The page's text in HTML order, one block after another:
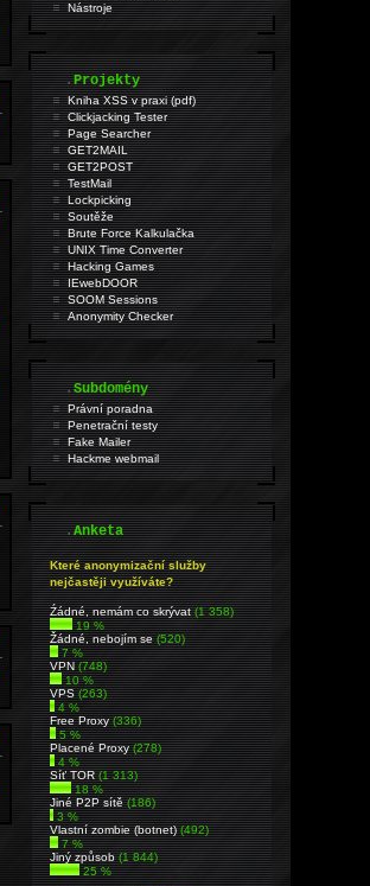
Nástroje
.Projekty
Kniha XSS v praxi (pdf)
Clickjacking Tester
Page Searcher
GET2MAIL
GET2POST
TestMail
Lockpicking
Soutěže
Brute Force Kalkulačka
UNIX Time Converter
Hacking Games
IEwebDOOR
SOOM Sessions
Anonymity Checker
.Subdomény
Právní poradna
Penetrační testy
Fake Mailer
Hackme webmail
.Anketa
Které anonymizační služby
nejčastěji využíváte?
Źádné, nemám co skrývat(1 358)
19 %
Žádné, nebojím se(520)
7 %
VPN(748)
10 %
VPS(263)
4 %
Free Proxy(336)
5 %
Placené Proxy(278)
4 %
Síť TOR(1 313)
18 %
Jiné P2P sítě(186)
3 %
Vlastní zombie (botnet)(492)
7 %
Jiný způsob(1 844)
25 %